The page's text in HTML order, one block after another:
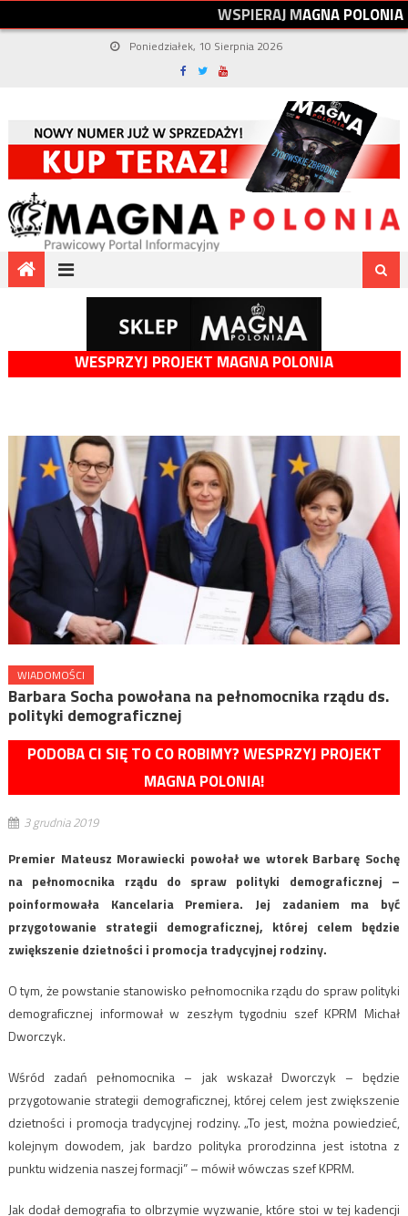
WSPIERAJMAGNAPOLONIA
Poniedziałek, 10 Sierpnia 2026
WESPRZYJ PROJEKT MAGNA POLONIA
WIADOMOŚCI
Barbara Socha powołana na pełnomocnika rządu ds.
polityki demograficznej
PODOBA CI SIĘ TO CO ROBIMY? WESPRZYJ PROJEKT
MAGNA POLONIA!
3 grudnia 2019
Premier Mateusz Morawiecki powołał we wtorek Barbarę Sochę
na pełnomocnika rządu do spraw polityki demograficznej –
poinformowała Kancelaria Premiera. Jej zadaniem ma być
przygotowanie strategii demograficznej, której celem będzie
zwiększenie dzietności i promocja tradycyjnej rodziny.
O tym, że powstanie stanowisko pełnomocnika rządu do spraw polityki
demograficznej informował w zeszłym tygodniu szef KPRM Michał
Dworczyk.
Wśród zadań pełnomocnika – jak wskazał Dworczyk – będzie
przygotowanie strategii demograficznej, której celem jest zwiększenie
dzietności i promocja tradycyjnej rodziny. „To jest, można powiedzieć,
kolejnym dowodem, jak bardzo polityka prorodzinna jest istotna z
punktu widzenia naszej formacji” – mówił wówczas szef KPRM.
Jak dodał demografia to olbrzymie wyzwanie, które stoi w tej kadencji